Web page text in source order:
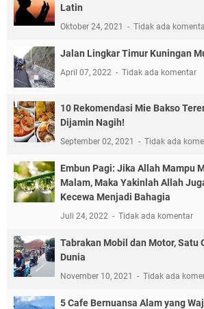
Latin
Oktober 24, 2021 Tidak ada
Jalan Lingkar Timur Kuningan
April 07, 2022 Tidak ada komentar
10 Rekomendasi Mie Bakso
Dijamin Nagih!
September 02, 2021 Tidak ada
Embun Pagi: Jika Allah Mampu
Malam, Maka Yakinlah Allah
Kecewa Menjadi Bahagia
Juli 24, 2022 Tidak ada komentar
Tabrakan Mobil dan Motor, Satu
Dunia
November 10, 2021 Tidak ada
5 Cafe Bernuansa Alam yang